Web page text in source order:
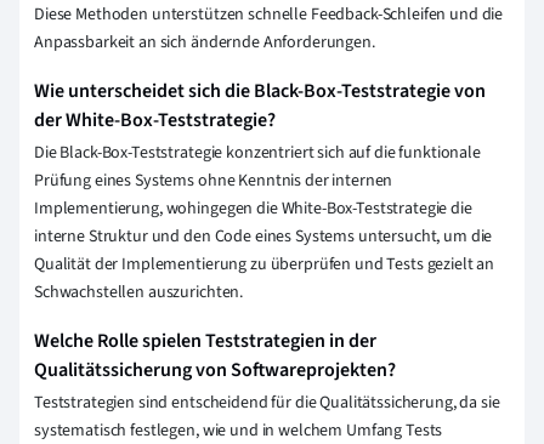
Diese Methoden unterstützen schnelle Feedback-Schleifen und die
Anpassbarkeit an sich ändernde Anforderungen.
Wie unterscheidet sich die Black-Box-Teststrategie von
der White-Box-Teststrategie?
Die Black-Box-Teststrategie konzentriert sich auf die funktionale
Prüfung eines Systems ohne Kenntnis der internen
Implementierung, wohingegen die White-Box-Teststrategie die
interne Struktur und den Code eines Systems untersucht, um die
Qualität der Implementierung zu überprüfen und Tests gezielt an
Schwachstellen auszurichten.
Welche Rolle spielen Teststrategien in der
Qualitätssicherung von Softwareprojekten?
Teststrategien sind entscheidend für die Qualitätssicherung, da sie
systematisch festlegen, wie und in welchem Umfang Tests